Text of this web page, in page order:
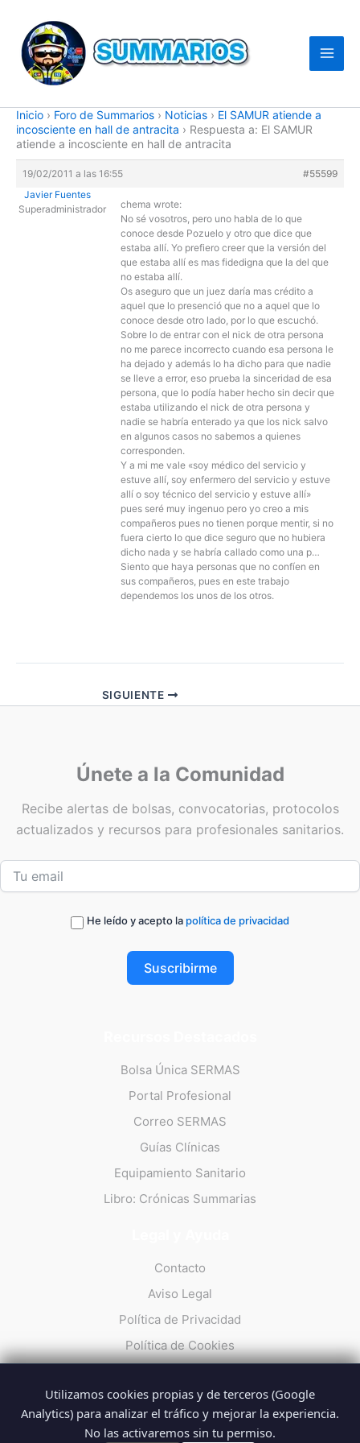
contenido
Inicio › Foro de Summarios › Noticias › El SAMUR atiende a
incosciente en hall de antracita › Respuesta a: El SAMUR
atiende a incosciente en hall de antracita
19/02/2011 a las 16:55
#55599
Javier Fuentes
Superadministrador
chema wrote:
No sé vosotros, pero uno habla de lo que
conoce desde Pozuelo y otro que dice que
estaba allí. Yo prefiero creer que la versión del
que estaba allí es mas fidedigna que la del que
no estaba allí.
Os aseguro que un juez daría mas crédito a
aquel que lo presenció que no a aquel que lo
conoce desde otro lado, por lo que escuchó.
Sobre lo de entrar con el nick de otra persona
no me parece incorrecto cuando esa persona le
ha dejado y además lo ha dicho para que nadie
se lleve a error, eso prueba la sinceridad de esa
persona, que lo podía haber hecho sin decir que
estaba utilizando el nick de otra persona y
nadie se habría enterado ya que los nick salvo
en algunos casos no sabemos a quienes
corresponden.
Y a mi me vale «soy médico del servicio y
estuve allí, soy enfermero del servicio y estuve
allí o soy técnico del servicio y estuve allí»
pues seré muy ingenuo pero yo creo a mis
compañeros pues no tienen porque mentir, si no
fuera cierto lo que dice seguro que no hubiera
dicho nada y se habría callado como una p…
Siento que haya personas que no confíen en
sus compañeros, pues en este trabajo
dependemos los unos de los otros.
SIGUIENTE
Únete a la Comunidad
Recibe alertas de bolsas, convocatorias, protocolos
actualizados y recursos para profesionales sanitarios.
He leído y acepto la política de privacidad
Suscribirme
Bolsa Única SERMAS
Portal Profesional
Correo SERMAS
Guías Clínicas
Equipamiento Sanitario
Libro: Crónicas Summarias
Contacto
Aviso Legal
Política de Privacidad
Política de Cookies
© 2026 Summarios · La web no oficial de los profesionales del
Utilizamos cookies propias y de terceros (Google
Analytics) para analizar el tráfico y mejorar la experiencia.
No las activaremos sin tu permiso.